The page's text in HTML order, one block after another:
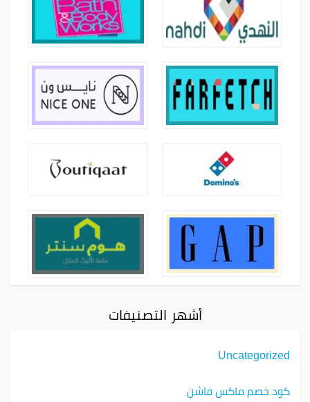
أشهر التصنيفات
Uncategorized
كود خصم ماكس فاشن